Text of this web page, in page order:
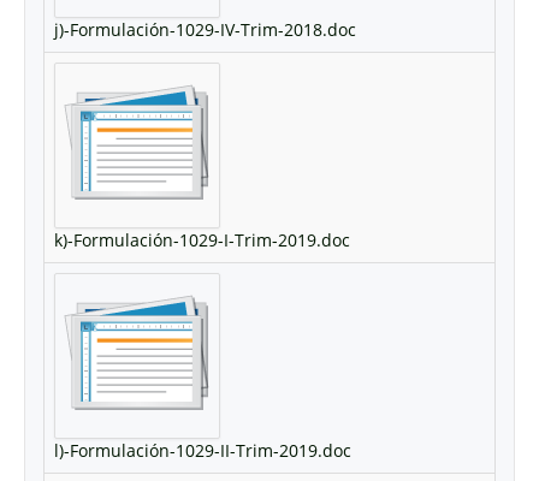
j)-Formulación-1029-IV-Trim-2018.doc
k)-Formulación-1029-I-Trim-2019.doc
l)-Formulación-1029-II-Trim-2019.doc